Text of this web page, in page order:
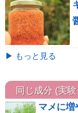
▶ もっと見る
同じ成分 (実
マメに増